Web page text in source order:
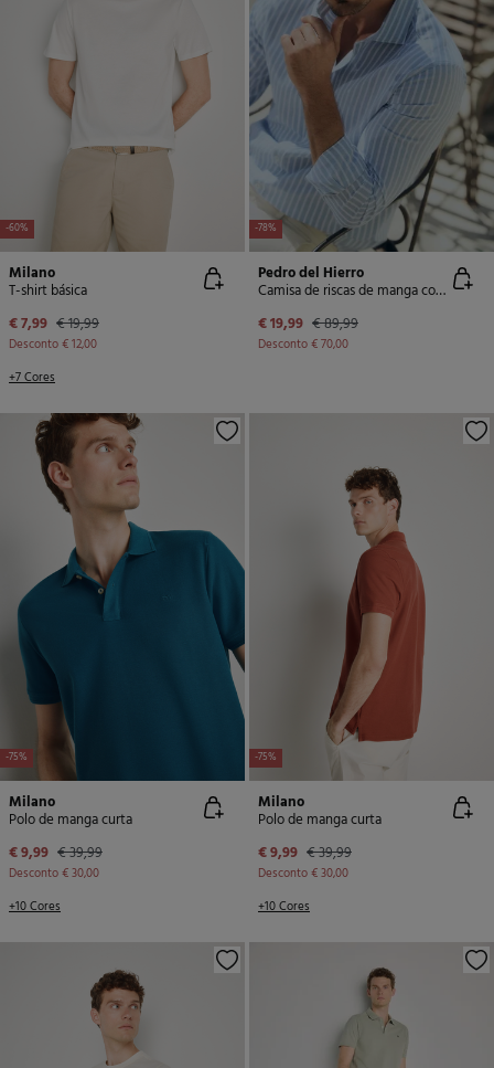
-60%
Milano
T-shirt básica
€ 7,99 € 19,99
Desconto€ 12,00
+7 Cores
-78%
Pedro del Hierro
Camisa de riscas de manga comprida
€ 19,99 € 89,99
Desconto€ 70,00
-75%
Milano
Polo de manga curta
€ 9,99 € 39,99
Desconto€ 30,00
+10 Cores
-75%
Milano
Polo de manga curta
€ 9,99 € 39,99
Desconto€ 30,00
+10 Cores